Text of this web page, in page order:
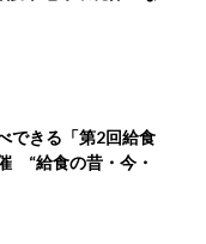
できる「第2回給食
“給食の昔・今・